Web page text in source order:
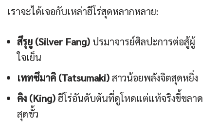
เราจะได้เจอกับเหล่าฮีโร่สุดหลากหลาย:
สึรุยู (Silver Fang) ปรมาจารย์ศิลปะการต่อสู้ผู้
ใจเย็น
เททซึมาคิ (Tatsumaki)สาวน้อยพลังจิตสุดหยิ่ง
คิง (King)ฮีโร่อันดับต้นที่ดูโหดแต่แท้จริงขี้ขลาด
สุดขั้ว